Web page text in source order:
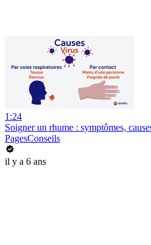
1:24
Soigner un rhume : symptômes,
PagesConseils
il y a 6 ans